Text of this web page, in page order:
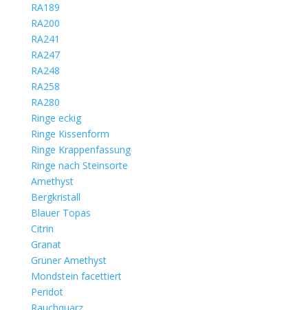
RA189
RA200
RA241
RA247
RA248
RA258
RA280
Ringe eckig
Ringe Kissenform
Ringe Krappenfassung
Ringe nach Steinsorte
Amethyst
Bergkristall
Blauer Topas
Citrin
Granat
Grüner Amethyst
Mondstein facettiert
Peridot